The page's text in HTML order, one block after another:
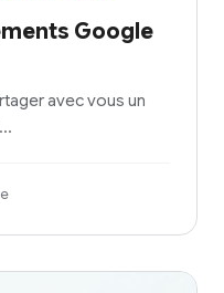
Google
avec vous un